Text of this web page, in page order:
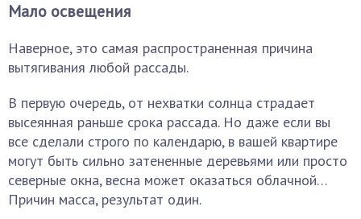
Мало освещения
Наверное, это самая распространенная причина
вытягивания любой рассады.
В первую очередь, от нехватки солнца страдает
высеянная раньше срока рассада. Но даже если вы
все сделали строго по календарю, в вашей квартире
могут быть сильно затененные деревьями или просто
северные окна, весна может оказаться облачной…
Причин масса, результат один.